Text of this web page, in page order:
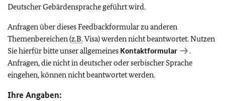
Deutscher Gebärdensprache geführt wird.
Anfragen über dieses Feedbackformular zu anderen
Themenbereichen (z.B.Visa) werden nicht beantwortet. Nutzen
Sie hierfür bitte unser allgemeines Kontaktformular
.
Anfragen, die nicht in deutscher oder serbischer Sprache
eingehen, können nicht beantwortet werden.
Ihre Angaben: